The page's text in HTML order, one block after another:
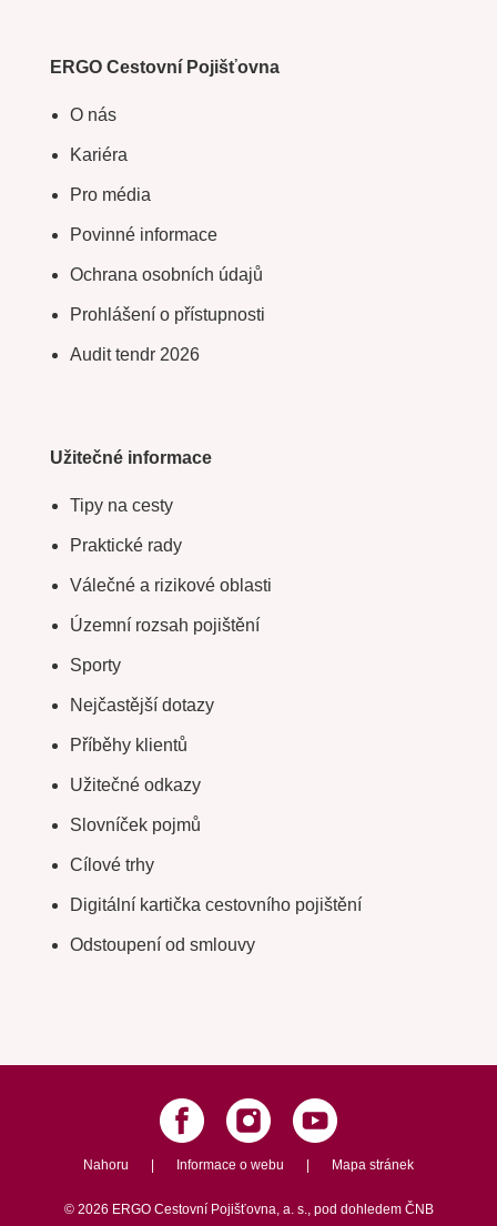
ERGO Cestovní Pojišťovna
O nás
Kariéra
Pro média
Povinné informace
Ochrana osobních údajů
Prohlášení o přístupnosti
Audit tendr 2026
Užitečné informace
Tipy na cesty
Praktické rady
Válečné a rizikové oblasti
Územní rozsah pojištění
Sporty
Nejčastější dotazy
Příběhy klientů
Užitečné odkazy
Slovníček pojmů
Cílové trhy
Digitální kartička cestovního pojištění
Odstoupení od smlouvy
Nahoru Informace o webu Mapa stránek
© 2026 ERGO Cestovní Pojišťovna, a. s., pod dohledem ČNB